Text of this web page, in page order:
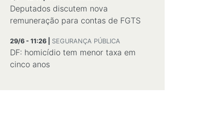
Deputados discutem nova
remuneração para contas de FGTS
29/6 - 11:26 | SEGURANÇA PÚBLICA
DF: homicídio tem menor taxa em
cinco anos